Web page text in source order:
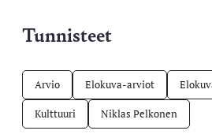
Tunnisteet
Arvio Elokuva-arviot
Kulttuuri Niklas Pelkonen